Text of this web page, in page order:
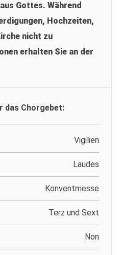
Gottes. Während
Hochzeiten,
nicht zu
erhalten Sie an der
das Chorgebet:
Vigilien
Laudes
Konventmesse
Terz und Sext
Non